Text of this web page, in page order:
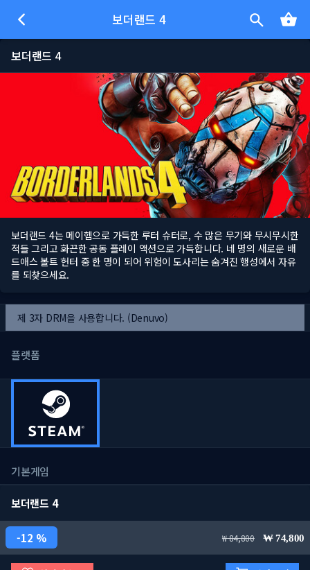
보더랜드 4
보더랜드 4
보더랜드 4는 메이헴으로 가득한 루터 슈터로, 수 많은 무기와 무시무시한
적들 그리고 화끈한 공동 플레이 액션으로 가득합니다. 네 명의 새로운 배
드애스 볼트 헌터 중 한 명이 되어 위험이 도사리는 숨겨진 행성에서 자유
를 되찾으세요.
제 3자 DRM을 사용합니다. (Denuvo)
플랫폼
기본게임
보더랜드 4
12 % 84,800 74,800